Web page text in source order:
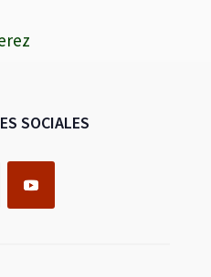
SOCIALES